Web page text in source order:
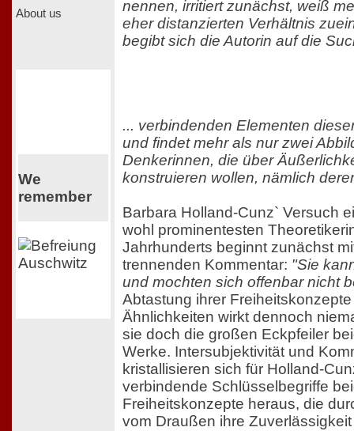
About us
We
remember
nennen, irritiert zunächst, weiß
eher distanzierten Verhältnis
begibt sich die Autorin auf die
... verbindenden Elementen
und findet mehr als nur zwei
Denkerinnen, die über
konstruieren wollen, nämlich
Barbara Holland-Cunz` Versuch
wohl prominentesten
Jahrhunderts beginnt zunächst
trennenden Kommentar: "Sie
und mochten sich offenbar nicht
Abtastung ihrer
Ähnlichkeiten wirkt dennoch
sie doch die großen Eckpfeiler
Werke. Intersubjektivität und
kristallisieren sich für Holland-
verbindende Schlüsselbegriffe
Freiheitskonzepte heraus, die
vom Draußen ihre